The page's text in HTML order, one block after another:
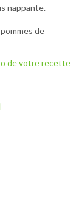
nappante.
de
de votre recette